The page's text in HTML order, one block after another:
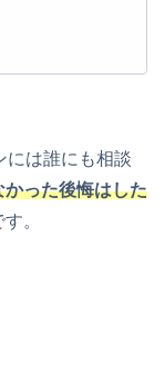
には誰にも相談
かった後悔はした
。